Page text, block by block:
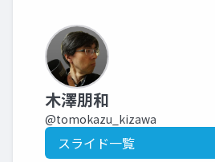
木澤朋和
@tomokazu_kizawa
スライド一覧